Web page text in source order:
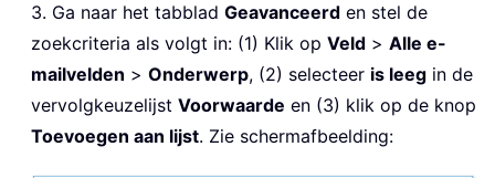
3. Ga naar het tabblad Geavanceerd en stel de
zoekcriteria als volgt in: (1) Klik op Veld > Alle e-
mailvelden > Onderwerp, (2) selecteer is leeg in de
vervolgkeuzelijst Voorwaarde en (3) klik op de knop
Toevoegen aan lijst. Zie schermafbeelding: